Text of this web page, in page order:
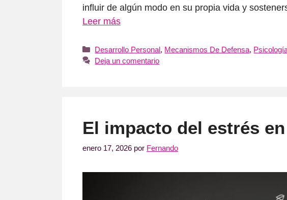
influir de algún modo en su propia vida y
Leer más
Categorías
Desarrollo Personal, Mecanismos De Defensa,
Deja un comentario
El impacto del estrés
enero 17, 2026 por Fernando